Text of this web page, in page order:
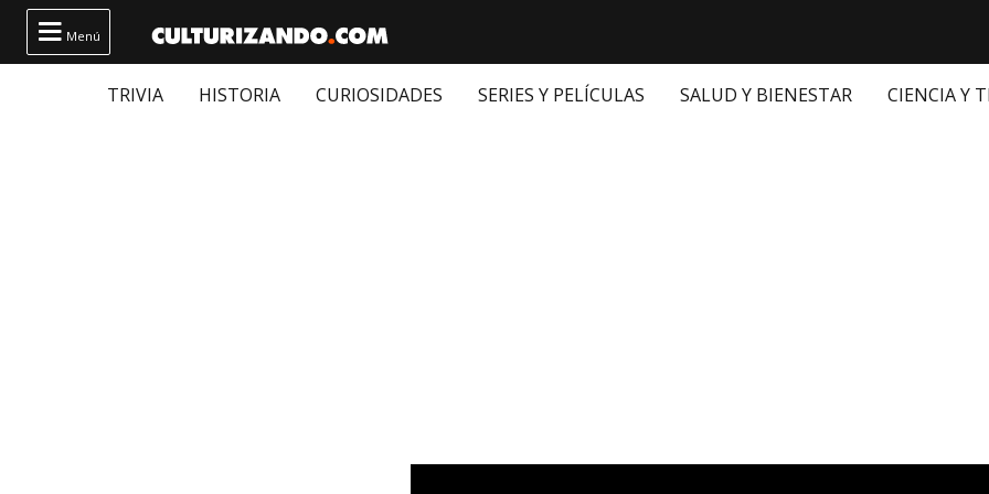
 Menú
TRIVIA HISTORIA CURIOSIDADES SERIES Y PELÍCULAS SALUD Y BIENESTAR CIENCIA Y